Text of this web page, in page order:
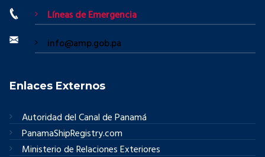
Líneas de Emergencia
info@amp.gob.pa
Enlaces Externos
Autoridad del Canal de Panamá
PanamaShipRegistry.com
Ministerio de Relaciones Exteriores